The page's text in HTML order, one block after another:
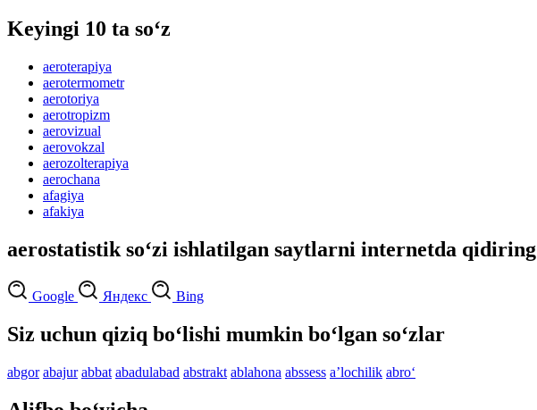
Keyingi 10 ta so‘z
aeroterapiya
aerotermometr
aerotoriya
aerotropizm
aerovizual
aerovokzal
aerozolterapiya
aerochana
afagiya
afakiya
aerostatistik so‘zi ishlatilgan saytlarni internetda qidiring
Google Яндекс Bing
Siz uchun qiziq bo‘lishi mumkin bo‘lgan so‘zlar
abgor abajur abbat abadulabad abstrakt ablahona abssess aʼlochilik abro‘